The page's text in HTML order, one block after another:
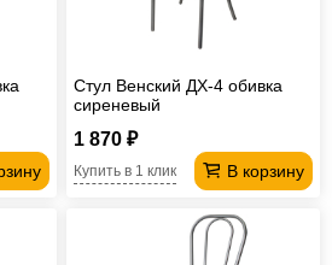
Стул Венский ДХ-4 обивка
сиреневый
1 870 ₽
В корзину
Купить в 1 клик